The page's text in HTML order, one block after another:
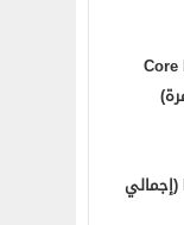
Durable Goods Orders m/m (إجمالي